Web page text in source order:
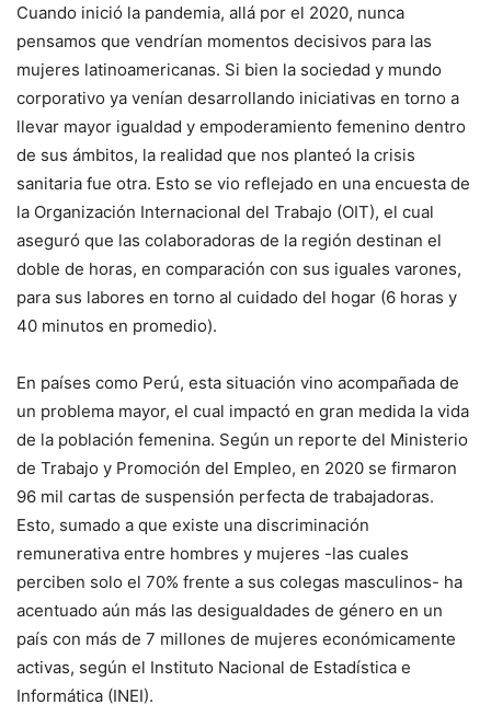
Cuando inició la pandemia, allá por el 2020, nunca
pensamos que vendrían momentos decisivos para las
mujeres latinoamericanas. Si bien la sociedad y mundo
corporativo ya venían desarrollando iniciativas en torno a
llevar mayor igualdad y empoderamiento femenino dentro
de sus ámbitos, la realidad que nos planteó la crisis
sanitaria fue otra. Esto se vio reflejado en una encuesta de
la Organización Internacional del Trabajo (OIT), el cual
aseguró que las colaboradoras de la región destinan el
doble de horas, en comparación con sus iguales varones,
para sus labores en torno al cuidado del hogar (6 horas y
40 minutos en promedio).
En países como Perú, esta situación vino acompañada de
un problema mayor, el cual impactó en gran medida la vida
de la población femenina. Según un reporte del Ministerio
de Trabajo y Promoción del Empleo, en 2020 se firmaron
96 mil cartas de suspensión perfecta de trabajadoras.
Esto, sumado a que existe una discriminación
remunerativa entre hombres y mujeres -las cuales
perciben solo el 70% frente a sus colegas masculinos- ha
acentuado aún más las desigualdades de género en un
país con más de 7 millones de mujeres económicamente
activas, según el Instituto Nacional de Estadística e
Informática (INEI).